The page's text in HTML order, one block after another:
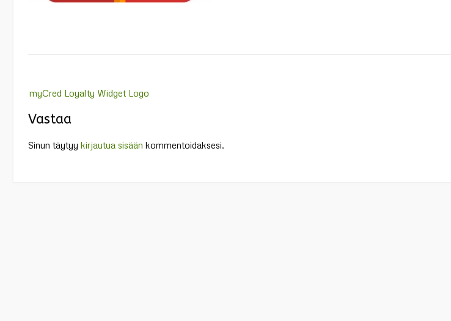
navigation
myCred Loyalty Widget Logo
Vastaa
Sinun täytyy kirjautua sisään kommentoidaksesi.